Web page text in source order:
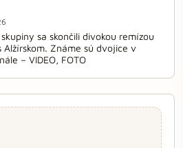
sa skončili divokou remízou
Alžírskom. Známe sú dvojice v
– VIDEO, FOTO